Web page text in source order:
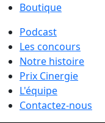
Boutique
Podcast
Les concours
Notre histoire
Prix Cinergie
L'équipe
Contactez-nous